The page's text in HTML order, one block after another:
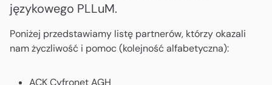
językowego PLLuM.
Poniżej przedstawiamy listę partnerów, którzy okazali
nam życzliwość i pomoc (kolejność alfabetyczna):
ACK Cyfronet AGH